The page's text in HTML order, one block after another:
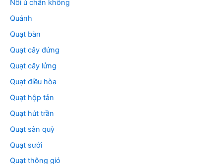
Nồi ủ chân không
Quánh
Quạt bàn
Quạt cây đứng
Quạt cây lửng
Quạt điều hòa
Quạt hộp tản
Quạt hút trần
Quạt sàn quỳ
Quạt sưởi
Quạt thông gió